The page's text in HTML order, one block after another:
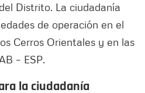
Distrito. La ciudadanía
de operación en el
Cerros Orientales y en las
– ESP.
la ciudadanía